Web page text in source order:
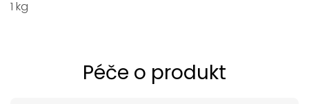
1 kg
Péče o produkt